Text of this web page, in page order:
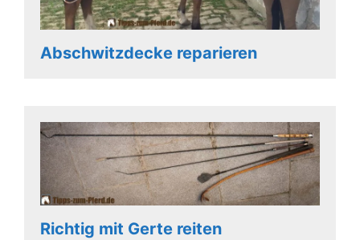
Abschwitzdecke reparieren
Richtig mit Gerte reiten